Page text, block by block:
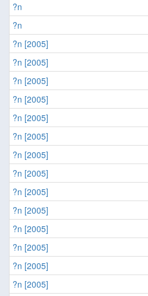
?n
?n
?n [2005]
?n [2005]
?n [2005]
?n [2005]
?n [2005]
?n [2005]
?n [2005]
?n [2005]
?n [2005]
?n [2005]
?n [2005]
?n [2005]
?n [2005]
?n [2005]